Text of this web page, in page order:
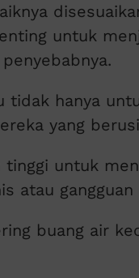
untuk
tidak hanya
yang
untuk
atau
buang air